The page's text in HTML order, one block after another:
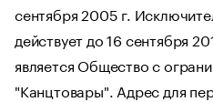
сентября 2005 г.
действует до 16 сентября
является Общество с
"Канцтовары". Адрес для